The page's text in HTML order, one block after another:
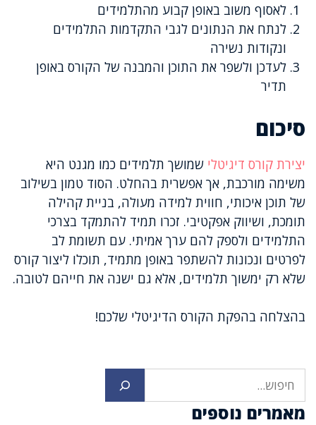
לאסוף משוב באופן קבוע מהתלמידים
לנתח את הנתונים לגבי התקדמות התלמידים
ונקודות נשירה
לעדכן ולשפר את התוכן והמבנה של הקורס באופן
תדיר
סיכום
יצירת קורס דיגיטלי שמושך תלמידים כמו מגנט היא
משימה מורכבת, אך אפשרית בהחלט. הסוד טמון בשילוב
של תוכן איכותי, חווית למידה מעולה, בניית קהילה
תומכת, ושיווק אפקטיבי. זכרו תמיד להתמקד בצרכי
התלמידים ולספק להם ערך אמיתי. עם תשומת לב
לפרטים ונכונות להשתפר באופן מתמיד, תוכלו ליצור קורס
שלא רק ימשוך תלמידים, אלא גם ישנה את חייהם לטובה.
בהצלחה בהפקת הקורס הדיגיטלי שלכם!
מאמרים נוספים